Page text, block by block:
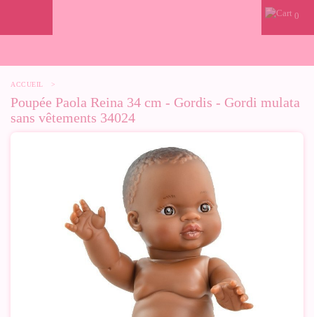
0
ACCUEIL >
Poupée Paola Reina 34 cm - Gordis - Gordi mulata
sans vêtements 34024